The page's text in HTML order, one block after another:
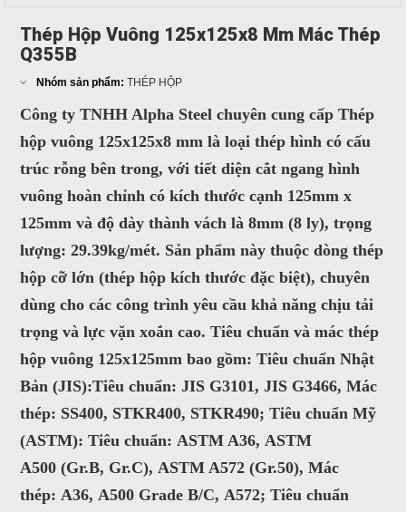
Thép Hộp Vuông 125x125x8 Mm Mác Thép
Q355B
Nhóm sản phẩm: THÉP HỘP
Công ty TNHH Alpha Steel chuyên cung cấp Thép
hộp vuông 125x125x8 mm là loại thép hình có cấu
trúc rỗng bên trong, với tiết diện cắt ngang hình
vuông hoàn chỉnh có kích thước cạnh 125mm x
125mm và độ dày thành vách là 8mm (8 ly), trọng
lượng: 29.39kg/mét. Sản phẩm này thuộc dòng thép
hộp cỡ lớn (thép hộp kích thước đặc biệt), chuyên
dùng cho các công trình yêu cầu khả năng chịu tải
trọng và lực vặn xoắn cao. Tiêu chuẩn và mác thép
hộp vuông 125x125mm bao gồm: Tiêu chuẩn Nhật
Bản (JIS):Tiêu chuẩn: JIS G3101, JIS G3466, Mác
thép: SS400, STKR400, STKR490; Tiêu chuẩn Mỹ
(ASTM): Tiêu chuẩn: ASTM A36, ASTM
A500 (Gr.B, Gr.C), ASTM A572 (Gr.50), Mác
thép: A36, A500 Grade B/C, A572; Tiêu chuẩn
Google
LinkedIn
LIÊN HỆ
HotLine
0937 682 789
satthepalpha@gmail.com
Gọi cho chúng tôi
Nhắn tin
Mail